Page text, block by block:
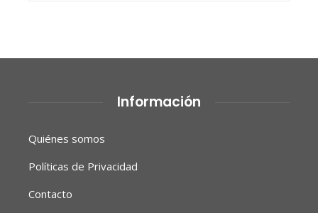
Información
Quiénes somos
Políticas de Privacidad
Contacto